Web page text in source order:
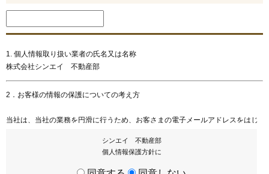
1. 個人情報取り扱い業者の氏名又は名称
株式会社シンエイ 不動産部
2．お客様の情報の保護についての考え方
当社は、当社の業務を円滑に行うため、お客さまの電子メールアドレスをはじ
当社は、これらのお客さまの個人情報（以下「お客さま情報」といいます。）
の適正な保護を重大な責務と認識し、この責務を果たすために、次の方針の下
でお客さま情報を取り扱います。
シンエイ 不動産部
個人情報保護方針に